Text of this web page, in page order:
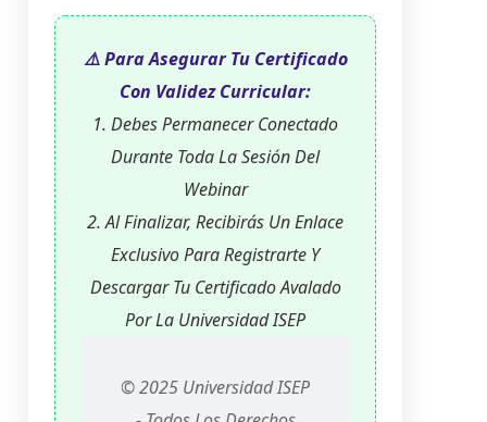
⚠️ Para Asegurar Tu Certificado
Con Validez Curricular:
1. Debes Permanecer Conectado
Durante Toda La Sesión Del
Webinar
2. Al Finalizar, Recibirás Un Enlace
Exclusivo Para Registrarte Y
Descargar Tu Certificado Avalado
Por La Universidad ISEP
© 2025 Universidad ISEP